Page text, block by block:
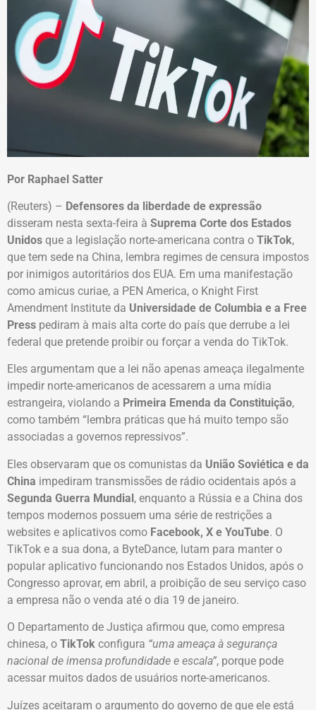
Por Raphael Satter
(Reuters) – Defensores da liberdade de expressão
disseram nesta sexta-feira à Suprema Corte dos Estados
Unidos que a legislação norte-americana contra o TikTok,
que tem sede na China, lembra regimes de censura impostos
por inimigos autoritários dos EUA. Em uma manifestação
como amicus curiae, a PEN America, o Knight First
Amendment Institute da Universidade de Columbia e a Free
Press pediram à mais alta corte do país que derrube a lei
federal que pretende proibir ou forçar a venda do TikTok.
Eles argumentam que a lei não apenas ameaça ilegalmente
impedir norte-americanos de acessarem a uma mídia
estrangeira, violando a Primeira Emenda da Constituição,
como também “lembra práticas que há muito tempo são
associadas a governos repressivos”.
Eles observaram que os comunistas da União Soviética e da
China impediram transmissões de rádio ocidentais após a
Segunda Guerra Mundial, enquanto a Rússia e a China dos
tempos modernos possuem uma série de restrições a
websites e aplicativos como Facebook, X e YouTube. O
TikTok e a sua dona, a ByteDance, lutam para manter o
popular aplicativo funcionando nos Estados Unidos, após o
Congresso aprovar, em abril, a proibição de seu serviço caso
a empresa não o venda até o dia 19 de janeiro.
O Departamento de Justiça afirmou que, como empresa
chinesa, o TikTok configura “uma ameaça à segurança
nacional de imensa profundidade e escala”, porque pode
acessar muitos dados de usuários norte-americanos.
Juízes aceitaram o argumento do governo de que ele está